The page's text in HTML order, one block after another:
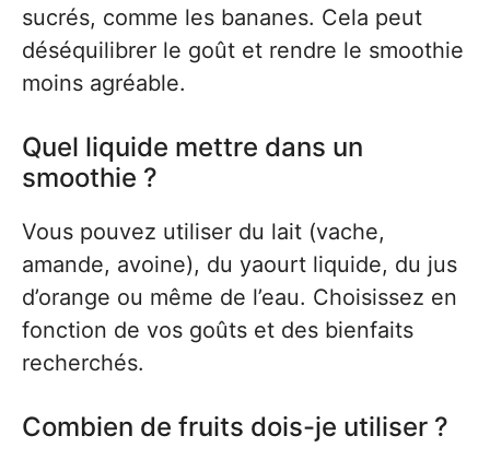
sucrés, comme les bananes. Cela peut
déséquilibrer le goût et rendre le smoothie
moins agréable.
Quel liquide mettre dans un
smoothie ?
Vous pouvez utiliser du lait (vache,
amande, avoine), du yaourt liquide, du jus
d’orange ou même de l’eau. Choisissez en
fonction de vos goûts et des bienfaits
recherchés.
Combien de fruits dois-je utiliser ?